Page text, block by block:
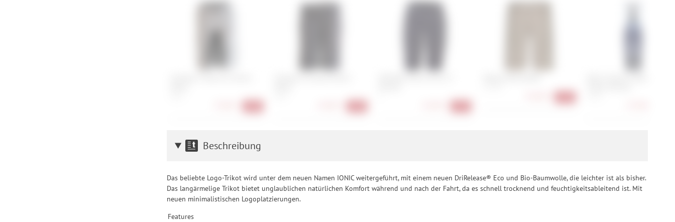
Beschreibung
Das beliebte Logo-Trikot wird unter dem neuen Namen IONIC weitergeführt, mit einem neuen DriRelease® Eco und Bio-Baumwolle, die leichter ist als bisher.
Das langärmelige Trikot bietet unglaublichen natürlichen Komfort während und nach der Fahrt, da es schnell trocknend und feuchtigkeitsableitend ist. Mit
neuen minimalistischen Logoplatzierungen.
Features